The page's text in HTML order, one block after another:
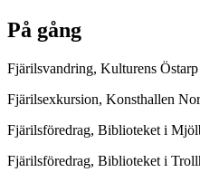
På gång
Fjärilsvandring, Kulturens
Fjärilsexkursion, Konsthallen
Fjärilsföredrag, Biblioteket i
Fjärilsföredrag, Biblioteket i